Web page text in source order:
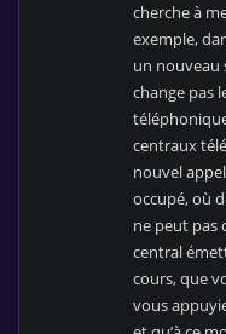
cherche à
exemple,
un nouveau
change pas
centraux
nouvel
occupé, où
ne peut pas
central
cours, que
vous